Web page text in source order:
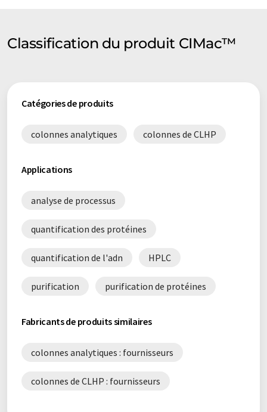
Classification du produit CIMac™
Catégories de produits
colonnes analytiques colonnes de CLHP
Applications
analyse de processus
quantification des protéines
quantification de l'adn HPLC
purification purification de protéines
Fabricants de produits similaires
colonnes analytiques : fournisseurs
colonnes de CLHP : fournisseurs